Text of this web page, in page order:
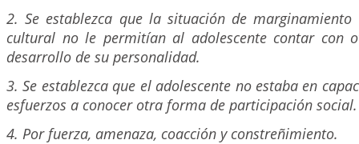
2. Se establezca que la situación de marginamiento
cultural no le permitían al adolescente contar con
desarrollo de su personalidad.
3. Se establezca que el adolescente no estaba en
esfuerzos a conocer otra forma de participación social.
4. Por fuerza, amenaza, coacción y constreñimiento.